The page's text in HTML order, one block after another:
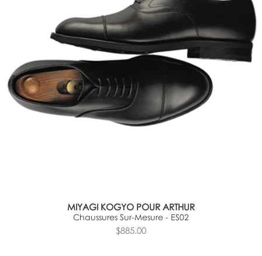
MIYAGI KOGYO POUR ARTHUR
Chaussures Sur-Mesure - ES02
$885.00